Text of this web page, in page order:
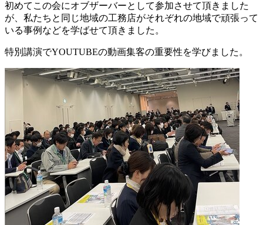
初めてこの会にオブザーバーとして参加させて頂きました
が、私たちと同じ地域の工務店がそれぞれの地域で頑張って
いる事例などを学ばせて頂きました。
特別講演でYOUTUBEの動画集客の重要性を学びました。